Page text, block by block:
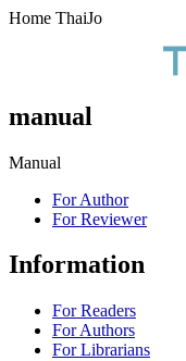
Home ThaiJo
manual
Manual
For Author
For Reviewer
Information
For Readers
For Authors
For Librarians